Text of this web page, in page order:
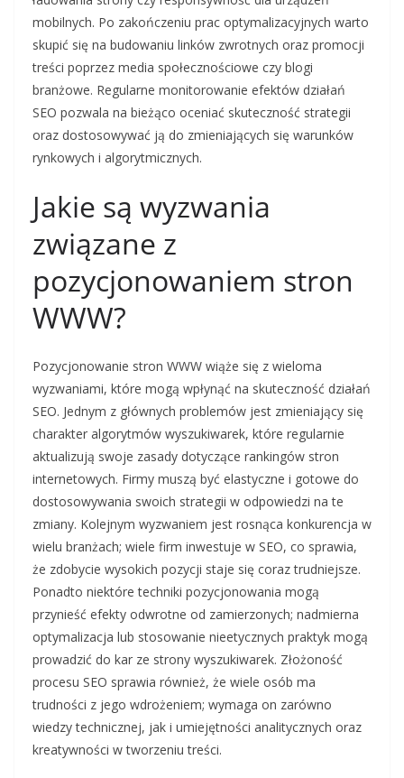
mobilnych. Po zakończeniu prac optymalizacyjnych warto
skupić się na budowaniu linków zwrotnych oraz promocji
treści poprzez media społecznościowe czy blogi
branżowe. Regularne monitorowanie efektów działań
SEO pozwala na bieżąco oceniać skuteczność strategii
oraz dostosowywać ją do zmieniających się warunków
rynkowych i algorytmicznych.
Jakie są wyzwania
związane z
pozycjonowaniem stron
WWW?
Pozycjonowanie stron WWW wiąże się z wieloma
wyzwaniami, które mogą wpłynąć na skuteczność działań
SEO. Jednym z głównych problemów jest zmieniający się
charakter algorytmów wyszukiwarek, które regularnie
aktualizują swoje zasady dotyczące rankingów stron
internetowych. Firmy muszą być elastyczne i gotowe do
dostosowywania swoich strategii w odpowiedzi na te
zmiany. Kolejnym wyzwaniem jest rosnąca konkurencja w
wielu branżach; wiele firm inwestuje w SEO, co sprawia,
że zdobycie wysokich pozycji staje się coraz trudniejsze.
Ponadto niektóre techniki pozycjonowania mogą
przynieść efekty odwrotne od zamierzonych; nadmierna
optymalizacja lub stosowanie nieetycznych praktyk mogą
prowadzić do kar ze strony wyszukiwarek. Złożoność
procesu SEO sprawia również, że wiele osób ma
trudności z jego wdrożeniem; wymaga on zarówno
wiedzy technicznej, jak i umiejętności analitycznych oraz
kreatywności w tworzeniu treści.